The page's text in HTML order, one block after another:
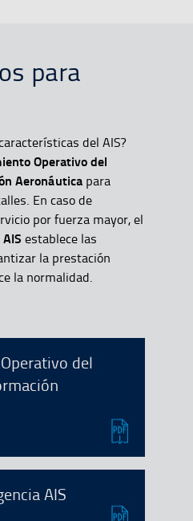
para
del AIS?
Operativo del
Aeronáuticapara
En caso de
por fuerza mayor, el
establece las
la prestación
la normalidad.
del
AIS